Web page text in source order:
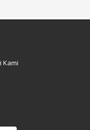
Kami